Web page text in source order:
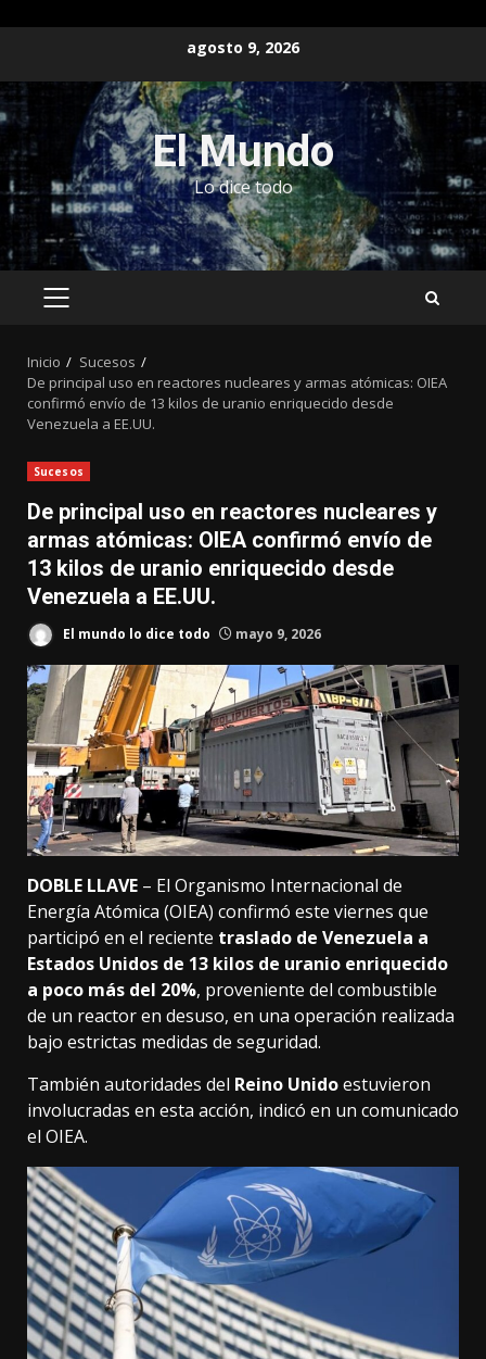
contenido
agosto 9, 2026
El Mundo
Lo dice todo
MENÚ
Inicio
Sucesos
De principal uso en reactores nucleares y armas atómicas: OIEA
confirmó envío de 13 kilos de uranio enriquecido desde
Venezuela a EE.UU.
Sucesos
De principal uso en reactores nucleares y
armas atómicas: OIEA confirmó envío de
13 kilos de uranio enriquecido desde
Venezuela a EE.UU.
El mundo lo dice todo mayo 9, 2026
DOBLE LLAVE – El Organismo Internacional de
Energía Atómica (OIEA) confirmó este viernes que
participó en el reciente traslado de Venezuela a
Estados Unidos de 13 kilos de uranio enriquecido
a poco más del 20%, proveniente del combustible
de un reactor en desuso, en una operación realizada
bajo estrictas medidas de seguridad.
También autoridades del Reino Unidoestuvieron
involucradas en esta acción, indicó en un comunicado
el OIEA.